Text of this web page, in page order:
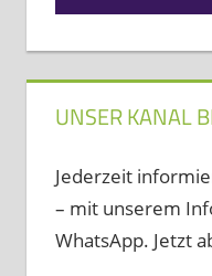
UNSER KANAL
Jederzeit
– mit unserem
WhatsApp. Jetzt